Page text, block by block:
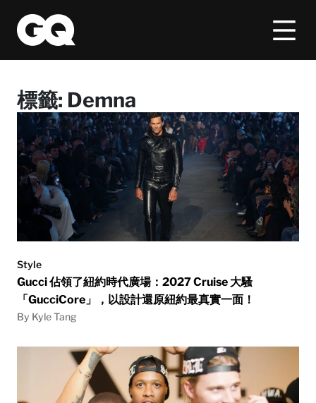
標籤: Demna
Style
Gucci 佔領了紐約時代廣場：2027 Cruise 大騷
「GucciCore」，以設計還原紐約最真實一面！
By Kyle Tang